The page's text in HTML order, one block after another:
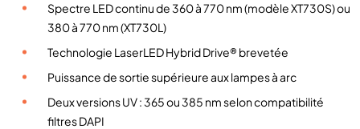
I
l
l
Spectre LED continu de 360 à 770 nm (modèle XT730S) ou
380 à 770 nm (XT730L)
Technologie LaserLED Hybrid Drive® brevetée
Puissance de sortie supérieure aux lampes à arc
Deux versions UV : 365 ou 385 nm selon compatibilité
filtres DAPI